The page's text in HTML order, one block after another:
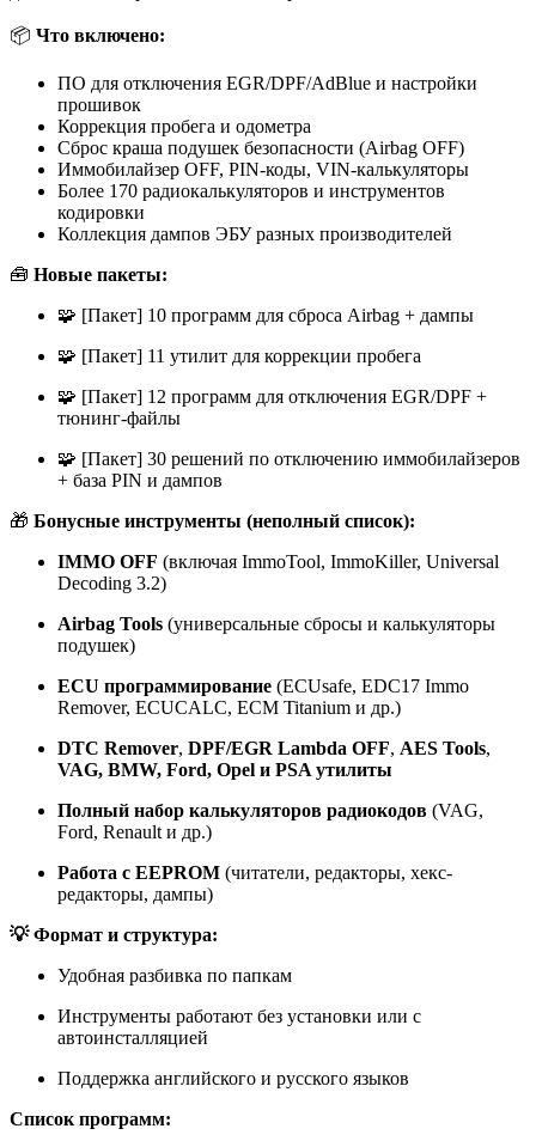
📦 Что включено:
ПО для отключения EGR/DPF/AdBlue и настройки
прошивок
Коррекция пробега и одометра
Сброс краша подушек безопасности (Airbag OFF)
Иммобилайзер OFF, PIN-коды, VIN-калькуляторы
Более 170 радиокалькуляторов и инструментов
кодировки
Коллекция дампов ЭБУ разных производителей
🧰 Новые пакеты:
🧩 [Пакет] 10 программ для сброса Airbag + дампы
🧩 [Пакет] 11 утилит для коррекции пробега
🧩 [Пакет] 12 программ для отключения EGR/DPF +
тюнинг-файлы
🧩 [Пакет] 30 решений по отключению иммобилайзеров
+ база PIN и дампов
🎁 Бонусные инструменты (неполный список):
IMMO OFF (включая ImmoTool, ImmoKiller, Universal
Decoding 3.2)
Airbag Tools (универсальные сбросы и калькуляторы
подушек)
ECU программирование (ECUsafe, EDC17 Immo
Remover, ECUCALC, ECM Titanium и др.)
DTC Remover, DPF/EGR Lambda OFF, AES Tools,
VAG, BMW, Ford, Opel и PSA утилиты
Полный набор калькуляторов радиокодов (VAG,
Ford, Renault и др.)
Работа с EEPROM (читатели, редакторы, хекс-
редакторы, дампы)
💡 Формат и структура:
Удобная разбивка по папкам
Инструменты работают без установки или с
автоинсталляцией
Поддержка английского и русского языков
Список программ: